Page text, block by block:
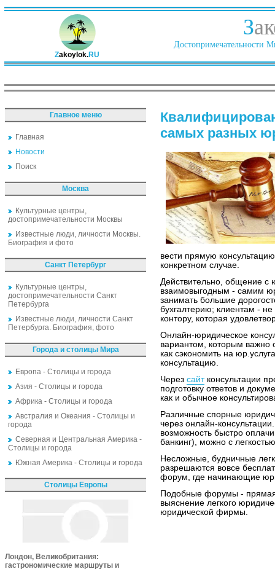
Zakoylok.RU
З
Достопримечательности
Главное меню
Главная
Новости
Поиск
Москва
Культурные центры,
достопримечательности Москвы
Известные люди, личности Москвы.
Биография и фото
Санкт Петербург
Культурные центры,
достопримечательности Санкт
Петербурга
Известные люди, личности Санкт
Петербурга. Биография, фото
Города и столицы Мира
Европа - Столицы и города
Азия - Столицы и города
Африка - Столицы и города
Австралия и Океания - Столицы и
города
Северная и Центральная Америка -
Столицы и города
Южная Америка - Столицы и города
Столицы Европы
Лондон, Великобритания:
гастрономические маршруты и
самых разных
вести прямую
конкретном случае.
Действительно, общение с
взаимовыгодным - самим
занимать большие
бухгалтерию; клиентам -
контору, которая
Онлайн-юридическое
вариантом, которым важно
как сэкономить на
консультацию.
Через сайтконсультации
подготовку ответов и
как и обычное
Различные спорные
через онлайн-
возможность быстро
банкинг), можно с
Несложные, будничные
разрешаются вовсе
форум, где начинающие
Подобные форумы -
выяснение легкого
юридической фирмы.